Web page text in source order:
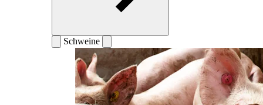
Schweine